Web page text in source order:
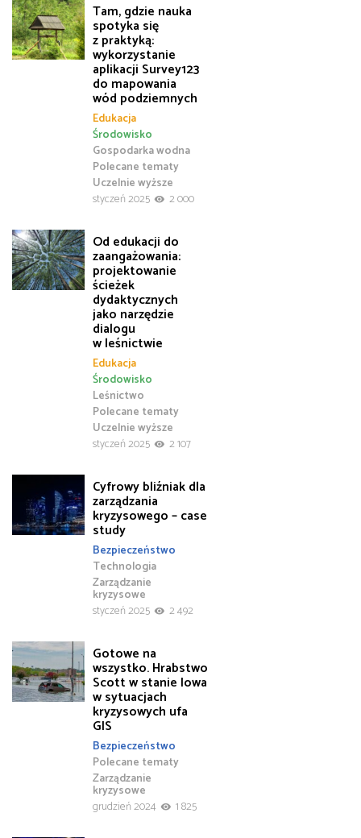
Tam, gdzie nauka
spotyka się
z praktyką:
wykorzystanie
aplikacji Survey123
do mapowania
wód podziemnych
Edukacja
Gospodarka wodna
Polecane tematy
Środowisko
Uczelnie wyższe
styczeń 2025
2 000
Od edukacji do
zaangażowania:
projektowanie
ścieżek
dydaktycznych
jako narzędzie
dialogu
w leśnictwie
Edukacja
Leśnictwo
Polecane tematy
Środowisko
Uczelnie wyższe
styczeń 2025
2 107
Cyfrowy bliźniak dla
zarządzania
kryzysowego – case
study
Bezpieczeństwo
Technologia
Zarządzanie
kryzysowe
styczeń 2025
2 492
Gotowe na
wszystko. Hrabstwo
Scott w stanie Iowa
w sytuacjach
kryzysowych ufa
GIS
Bezpieczeństwo
Polecane tematy
Zarządzanie
kryzysowe
grudzień 2024
1 825